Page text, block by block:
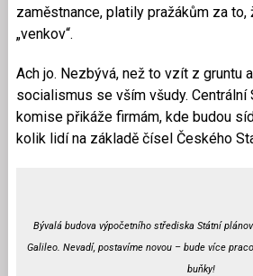
zaměstnance, platily pražákům za to,
„venkov“.
Ach jo. Nezbývá, než to vzít z gruntu
socialismus se vším všudy. Centrální
komise přikáže firmám, kde budou
kolik lidí na základě čísel Českého
Bývalá budova výpočetního střediska Státní
Galileo. Nevadí, postavíme novou – bude více
buňky!